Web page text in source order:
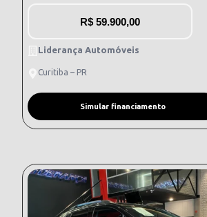
R$ 59.900,00
Liderança Automóveis
Curitiba – PR
Simular financiamento